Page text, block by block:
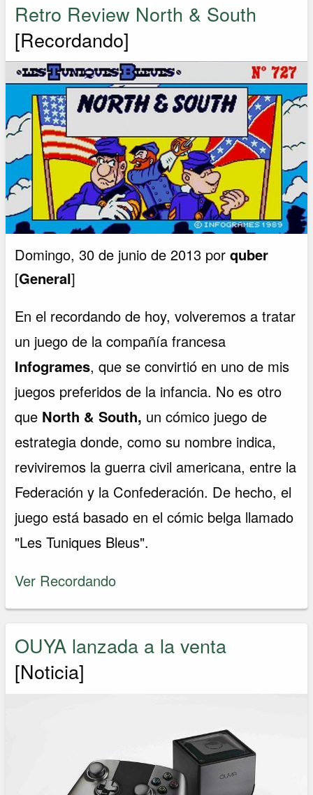
Retro Review North & South
[Recordando]
Domingo, 30 de junio de 2013 porquber
[General]
En el recordando de hoy, volveremos a tratar
un juego de la compañía francesa
Infogrames, que se convirtió en uno de mis
juegos preferidos de la infancia. No es otro
que North & South, un cómico juego de
estrategia donde, como su nombre indica,
reviviremos la guerra civil americana, entre la
Federación y la Confederación. De hecho, el
juego está basado en el cómic belga llamado
"Les Tuniques Bleus".
Ver Recordando
OUYA lanzada a la venta
[Noticia]